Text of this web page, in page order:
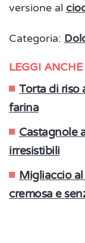
versione al
Categoria:
LEGGI ANCHE
Torta di riso
farina
Castagnole
irresistibili
Migliaccio
cremosa e